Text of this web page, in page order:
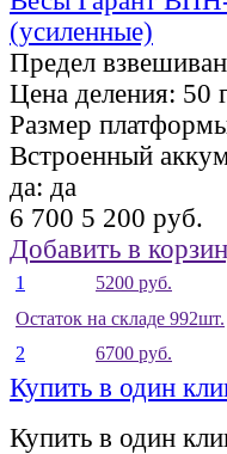
(усиленные)
Предел
Цена деления: 50
Размер
Встроенный
да: да
6 700 5 200 руб.
Добавить в
1
5200 руб.
Остаток на складе 992шт.
2
6700 руб.
Купить в один
Купить в один